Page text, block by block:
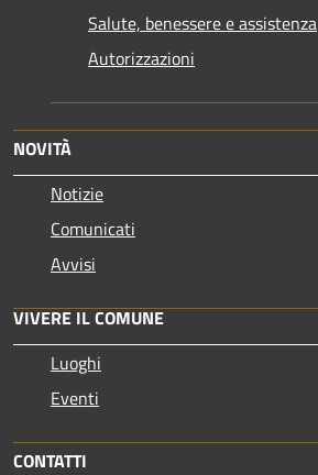
Salute, benessere e assistenza
Autorizzazioni
NOVITÀ
Notizie
Comunicati
Avvisi
VIVERE IL COMUNE
Luoghi
Eventi
CONTATTI